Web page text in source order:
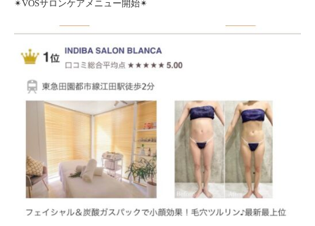
✴︎VOSサロンケアメニュー開始✴︎